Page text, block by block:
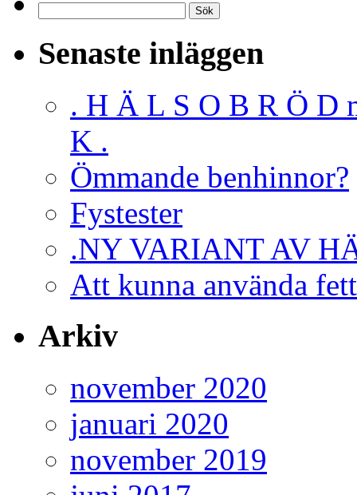
efter:
Senaste inläggen
. H Ä L S O B R Ö D
K .
Ömmande benhinnor?
Fystester
.NY VARIANT AV
Att kunna använda
Arkiv
november 2020
januari 2020
november 2019